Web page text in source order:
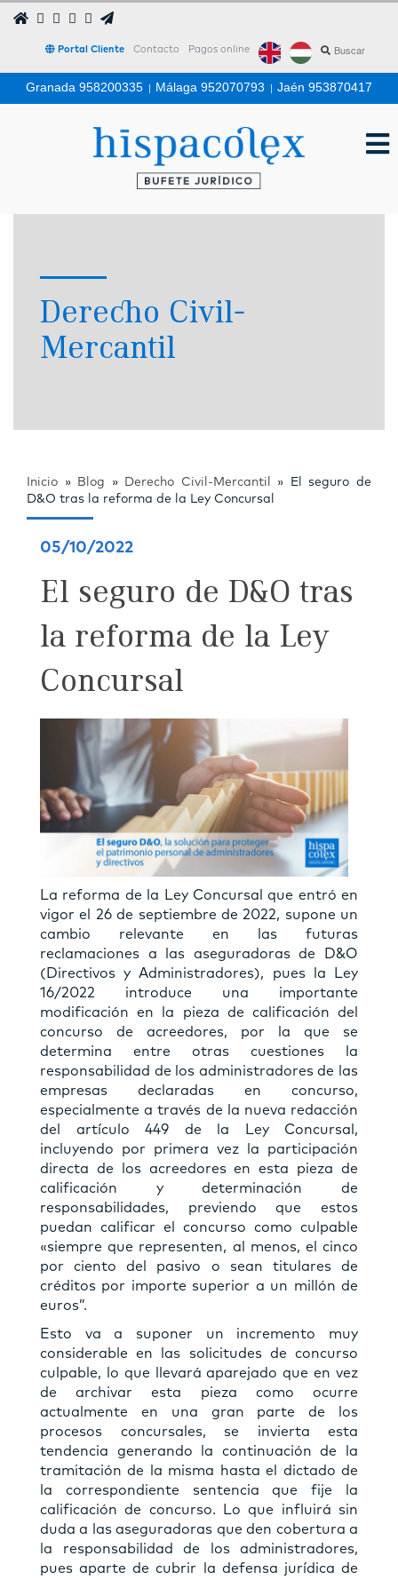
Portal Cliente Contacto Pagos online
Granada 958200335 | Málaga 952070793 | Jaén 953870417
Derecho Civil-
Mercantil
Inicio » Blog » Derecho Civil-Mercantil »
El seguro de
D&O tras la reforma de la Ley Concursal
05/10/2022
El seguro de D&O tras
la reforma de la Ley
Concursal
La reforma de la Ley Concursal que entró en
vigor el 26 de septiembre de 2022, supone un
cambio relevante en las futuras
reclamaciones a las aseguradoras de D&O
(Directivos y Administradores), pues la Ley
16/2022 introduce una importante
modificación en la pieza de calificación del
concurso de acreedores, por la que se
determina entre otras cuestiones la
responsabilidad de los administradores de las
empresas declaradas en concurso,
especialmente a través de la nueva redacción
del artículo 449 de la Ley Concursal,
incluyendo por primera vez la participación
directa de los acreedores en esta pieza de
calificación y determinación de
responsabilidades, previendo que estos
puedan calificar el concurso como culpable
«siempre que representen, al menos, el cinco
por ciento del pasivo o sean titulares de
créditos por importe superior a un millón de
euros”.
Esto va a suponer un incremento muy
considerable en las solicitudes de concurso
culpable, lo que llevará aparejado que en vez
de archivar esta pieza como ocurre
actualmente en una gran parte de los
procesos concursales, se invierta esta
tendencia generando la continuación de la
tramitación de la misma hasta el dictado de
la correspondiente sentencia que fije la
calificación de concurso. Lo que influirá sin
duda a las aseguradoras que den cobertura a
la responsabilidad de los administradores,
pues aparte de cubrir la defensa jurídica de